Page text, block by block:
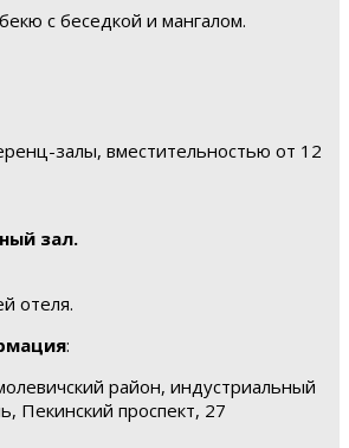
с беседкой и мангалом.
залы, вместительностью от 12
зал.
отеля.
:
район, индустриальный
Пекинский проспект, 27